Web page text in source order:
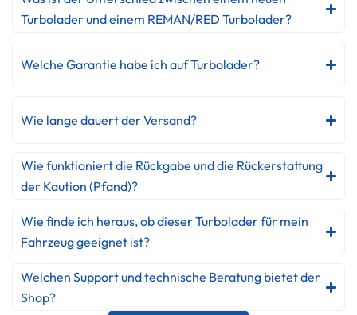
Turbolader und einem REMAN/RED Turbolader?
Welche Garantie habe ich auf Turbolader?
Wie lange dauert der Versand?
Wie funktioniert die Rückgabe und die Rückerstattung
der Kaution (Pfand)?
Wie finde ich heraus, ob dieser Turbolader für mein
Fahrzeug geeignet ist?
Welchen Support und technische Beratung bietet der
Shop?